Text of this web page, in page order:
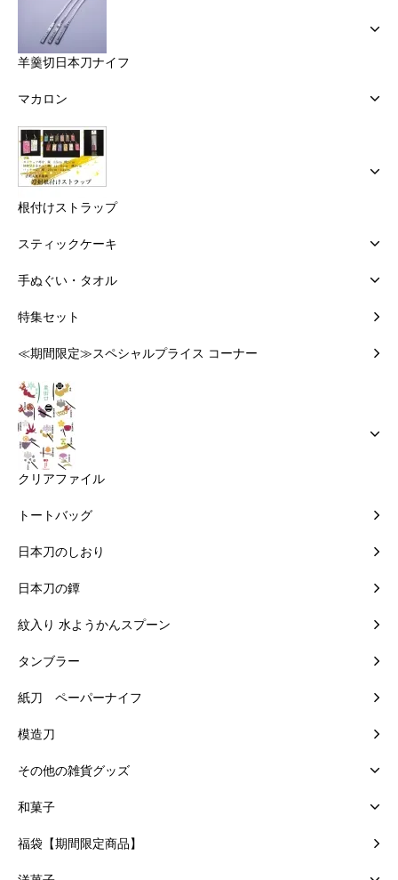
羊羹切日本刀ナイフ
マカロン
根付けストラップ
スティックケーキ
手ぬぐい・タオル
特集セット
≪期間限定≫スペシャルプライス コーナー
クリアファイル
トートバッグ
日本刀のしおり
日本刀の鐔
紋入り 水ようかんスプーン
タンブラー
紙刀 ペーパーナイフ
模造刀
その他の雑貨グッズ
和菓子
福袋【期間限定商品】